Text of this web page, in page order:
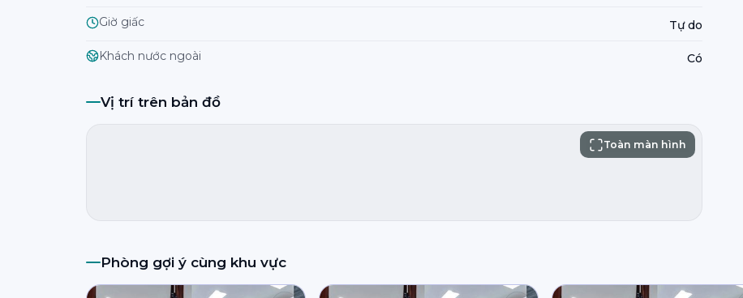
Giờ giấc Tự do
Khách nước ngoài Có
Vị trí trên bản đồ
Toàn màn hình
Phòng gợi ý cùng khu vực